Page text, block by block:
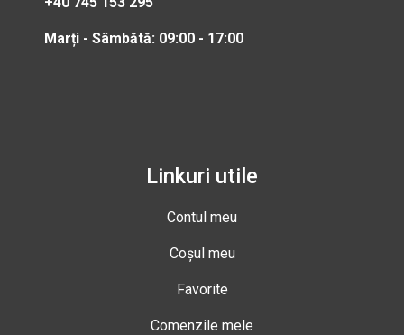
Marți - Sâmbătă: 09:00 - 17:00
Linkuri utile
Contul meu
Coșul meu
Favorite
Comenzile mele